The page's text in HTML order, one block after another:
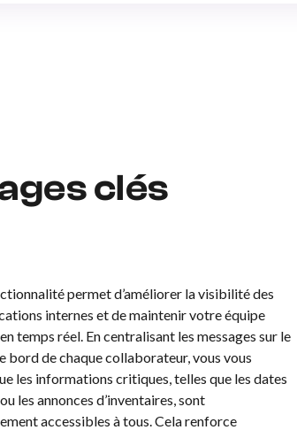
clés
permet d’améliorer la visibilité des
internes et de maintenir votre équipe
temps réel. En centralisant les messages sur le
bord de chaque collaborateur, vous vous
les informations critiques, telles que les dates
les annonces d’inventaires, sont
accessibles à tous. Cela renforce